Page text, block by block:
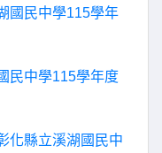
國民中學115學年
民中學115學年度
化縣立溪湖國民中